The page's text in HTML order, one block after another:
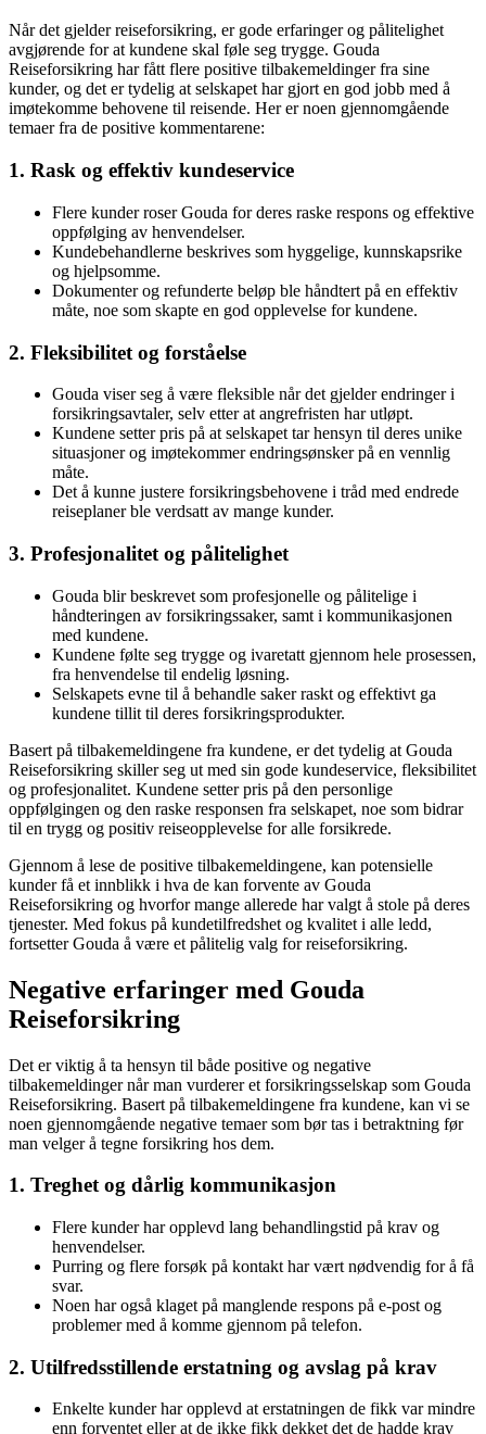
Når det gjelder reiseforsikring, er gode erfaringer og pålitelighet
avgjørende for at kundene skal føle seg trygge. Gouda
Reiseforsikring har fått flere positive tilbakemeldinger fra sine
kunder, og det er tydelig at selskapet har gjort en god jobb med å
imøtekomme behovene til reisende. Her er noen gjennomgående
temaer fra de positive kommentarene:
1. Rask og effektiv kundeservice
Flere kunder roser Gouda for deres raske respons og effektive
oppfølging av henvendelser.
Kundebehandlerne beskrives som hyggelige, kunnskapsrike
og hjelpsomme.
Dokumenter og refunderte beløp ble håndtert på en effektiv
måte, noe som skapte en god opplevelse for kundene.
2. Fleksibilitet og forståelse
Gouda viser seg å være fleksible når det gjelder endringer i
forsikringsavtaler, selv etter at angrefristen har utløpt.
Kundene setter pris på at selskapet tar hensyn til deres unike
situasjoner og imøtekommer endringsønsker på en vennlig
måte.
Det å kunne justere forsikringsbehovene i tråd med endrede
reiseplaner ble verdsatt av mange kunder.
3. Profesjonalitet og pålitelighet
Gouda blir beskrevet som profesjonelle og pålitelige i
håndteringen av forsikringssaker, samt i kommunikasjonen
med kundene.
Kundene følte seg trygge og ivaretatt gjennom hele prosessen,
fra henvendelse til endelig løsning.
Selskapets evne til å behandle saker raskt og effektivt ga
kundene tillit til deres forsikringsprodukter.
Basert på tilbakemeldingene fra kundene, er det tydelig at Gouda
Reiseforsikring skiller seg ut med sin gode kundeservice, fleksibilitet
og profesjonalitet. Kundene setter pris på den personlige
oppfølgingen og den raske responsen fra selskapet, noe som bidrar
til en trygg og positiv reiseopplevelse for alle forsikrede.
Gjennom å lese de positive tilbakemeldingene, kan potensielle
kunder få et innblikk i hva de kan forvente av Gouda
Reiseforsikring og hvorfor mange allerede har valgt å stole på deres
tjenester. Med fokus på kundetilfredshet og kvalitet i alle ledd,
fortsetter Gouda å være et pålitelig valg for reiseforsikring.
Negative erfaringer med Gouda
Reiseforsikring
Det er viktig å ta hensyn til både positive og negative
tilbakemeldinger når man vurderer et forsikringsselskap som Gouda
Reiseforsikring. Basert på tilbakemeldingene fra kundene, kan vi se
noen gjennomgående negative temaer som bør tas i betraktning før
man velger å tegne forsikring hos dem.
1. Treghet og dårlig kommunikasjon
Flere kunder har opplevd lang behandlingstid på krav og
henvendelser.
Purring og flere forsøk på kontakt har vært nødvendig for å få
svar.
Noen har også klaget på manglende respons på e-post og
problemer med å komme gjennom på telefon.
2. Utilfredsstillende erstatning og avslag på krav
Enkelte kunder har opplevd at erstatningen de fikk var mindre
enn forventet eller at de ikke fikk dekket det de hadde krav